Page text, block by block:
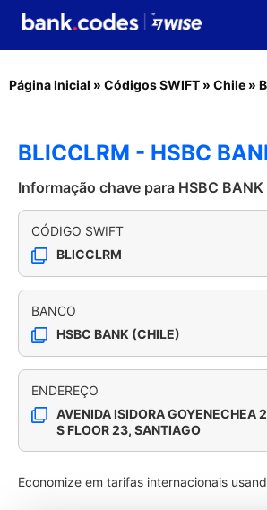
Página Inicial » Códigos SWIFT » Chile »
BLICCLRM - HSBC
Informação chave para HSBC BANK
CÓDIGO SWIFT
BLICCLRM
BANCO
HSBC BANK (CHILE)
ENDEREÇO
AVENIDA ISIDORA GOYENECHEA
S FLOOR 23, SANTIAGO
Economize em tarifas internacionais